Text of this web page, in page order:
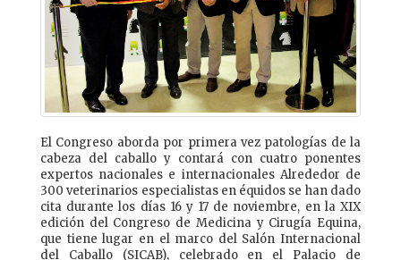
El Congreso aborda por primera vez patologías de la
cabeza del caballo y contará con cuatro ponentes
expertos nacionales e internacionales Alrededor de
300 veterinarios especialistas en équidos se han dado
cita durante los días 16 y 17 de noviembre, en la XIX
edición del Congreso de Medicina y Cirugía Equina,
que tiene lugar en el marco del Salón Internacional
del Caballo (SICAB), celebrado en el Palacio de